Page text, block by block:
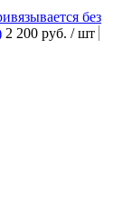
без
2 200 руб. / шт